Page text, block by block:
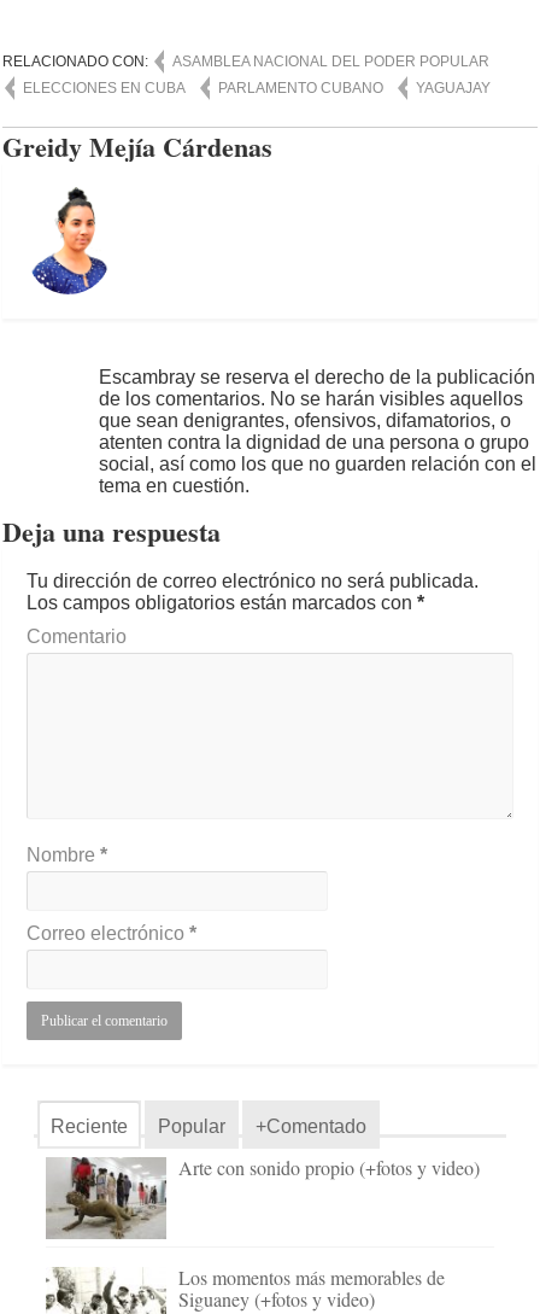
RELACIONADO CON:
ASAMBLEA NACIONAL DEL PODER POPULAR
ELECCIONES EN CUBA
PARLAMENTO CUBANO YAGUAJAY
Greidy Mejía Cárdenas
Escambray se reserva el derecho de la publicación
de los comentarios. No se harán visibles aquellos
que sean denigrantes, ofensivos, difamatorios, o
atenten contra la dignidad de una persona o grupo
social, así como los que no guarden relación con el
tema en cuestión.
Deja una respuesta
Tu dirección de correo electrónico no será publicada.
Los campos obligatorios están marcados con*
Comentario
Nombre*
Correo electrónico*
Reciente Popular +Comentado
Arte con sonido propio (+fotos y video)
Los momentos más memorables de
Siguaney (+fotos y video)